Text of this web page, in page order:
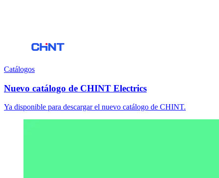
Catálogos
Nuevo catálogo de CHINT Electrics
Ya disponible para descargar el nuevo catálogo de CHINT.